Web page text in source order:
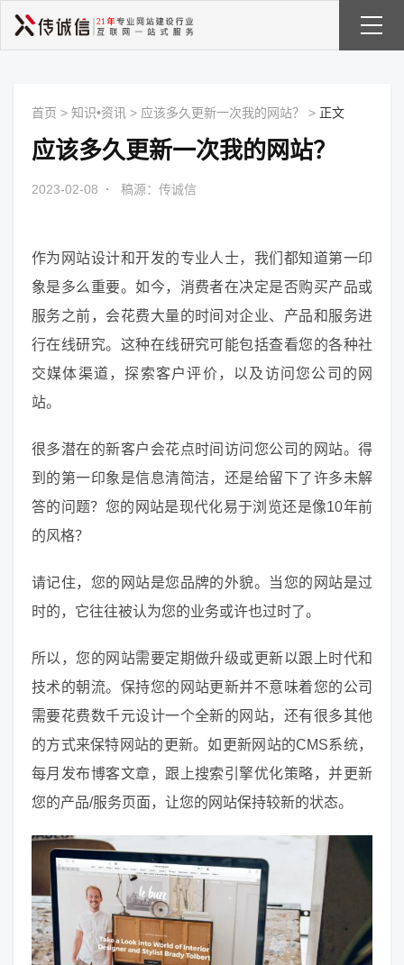
首页 > 知识•资讯 > 应该多久更新一次我的网站？ > 正文
应该多久更新一次我的网站？
2023-02-08 · 稿源：传诚信
作为网站设计和开发的专业人士，我们都知道第一印
象是多么重要。如今，消费者在决定是否购买产品或
服务之前，会花费大量的时间对企业、产品和服务进
行在线研究。这种在线研究可能包括查看您的各种社
交媒体渠道，探索客户评价，以及访问您公司的网
站。
很多潜在的新客户会花点时间访问您公司的网站。得
到的第一印象是信息清简洁，还是给留下了许多未解
答的问题？您的网站是现代化易于浏览还是像10年前
的风格？
请记住，您的网站是您品牌的外貌。当您的网站是过
时的，它往往被认为您的业务或许也过时了。
所以，您的网站需要定期做升级或更新以跟上时代和
技术的朝流。保持您的网站更新并不意味着您的公司
需要花费数千元设计一个全新的网站，还有很多其他
的方式来保特网站的更新。如更新网站的CMS系统，
每月发布博客文章，跟上搜索引擎优化策略，并更新
您的产品/服务页面，让您的网站保持较新的状态。